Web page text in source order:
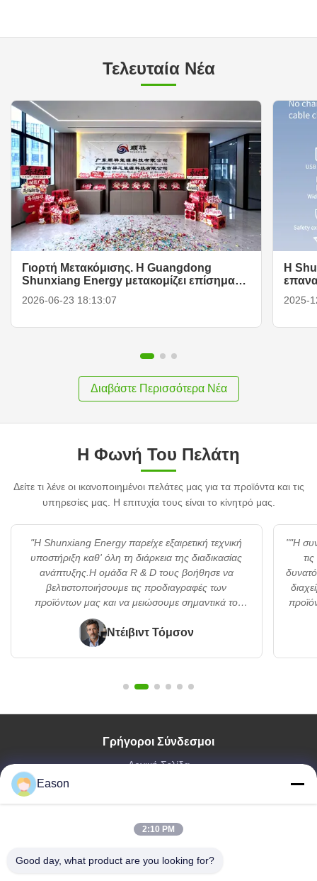
Τελευταία Νέα
Γιορτή Μετακόμισης. Η Guangdong
Shunxiang Energy μετακομίζει επίσημα
Τεχνολογίας Huizhou Zhongkai.
2026-06-23 18:13:07
Η
2025-
Διαβάστε Περισσότερα Νέα
Η Φωνή Του Πελάτη
Δείτε τι λένε οι ικανοποιημένοι πελάτες μας για τα προϊόντα και τις
υπηρεσίες μας. Η επιτυχία τους είναι το κίνητρό μας.
"Η Shunxiang Energy παρείχε εξαιρετική τεχνική
υποστήριξη καθ' όλη τη διάρκεια της διαδικασίας
ανάπτυξης.Η ομάδα R & D τους βοήθησε να
βελτιστοποιήσουμε τις προδιαγραφές των
προϊόντων μας και να μειώσουμε σημαντικά το
χρόνο κυκλοφορίας μας.. ̇"
Ντέιβιντ Τόμσον
""Η
Γρήγοροι Σύνδεσμοι
Αρχική Σελίδα
Βίντεο
Γύρος Εργοστασίων
Ποιοτικός Έλεγχος
Eason
2:10 PM
Good day, what product are you looking for?